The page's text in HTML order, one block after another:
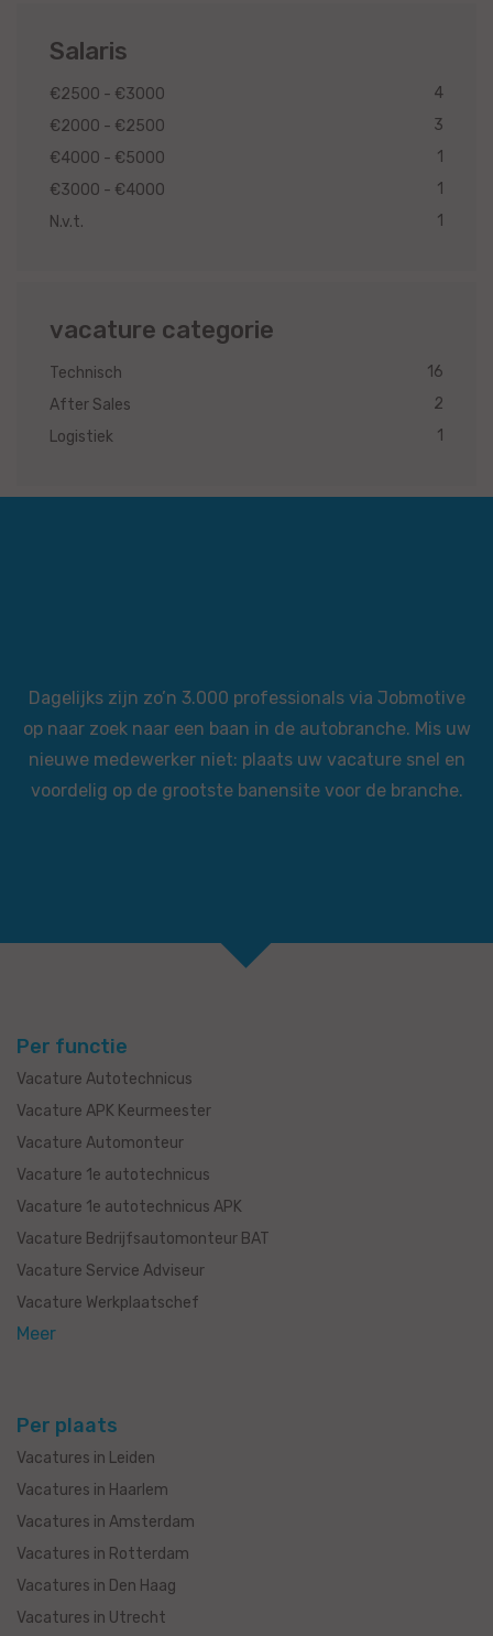
Salaris
€2500 - €3000
4
€2000 - €2500
3
€4000 - €5000
1
€3000 - €4000
1
N.v.t.
1
vacature categorie
Technisch
16
After Sales
2
Logistiek
1
Dagelijks zijn zo’n 3.000 professionals via Jobmotive
op naar zoek naar een baan in de autobranche. Mis uw
nieuwe medewerker niet: plaats uw vacature snel en
voordelig op de grootste banensite voor de branche.
Per functie
Vacature Autotechnicus
Vacature APK Keurmeester
Vacature Automonteur
Vacature 1e autotechnicus
Vacature 1e autotechnicus APK
Vacature Bedrijfsautomonteur BAT
Vacature Service Adviseur
Vacature Werkplaatschef
Meer
Per plaats
Vacatures in Leiden
Vacatures in Haarlem
Vacatures in Amsterdam
Vacatures in Rotterdam
Vacatures in Den Haag
Vacatures in Utrecht